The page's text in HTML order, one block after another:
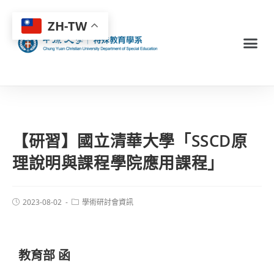
【研習】國立清華大學「SSCD原
理說明與課程學院應用課程」
2023-08-02 學術研討會資訊
教育部 函
ZH-TW